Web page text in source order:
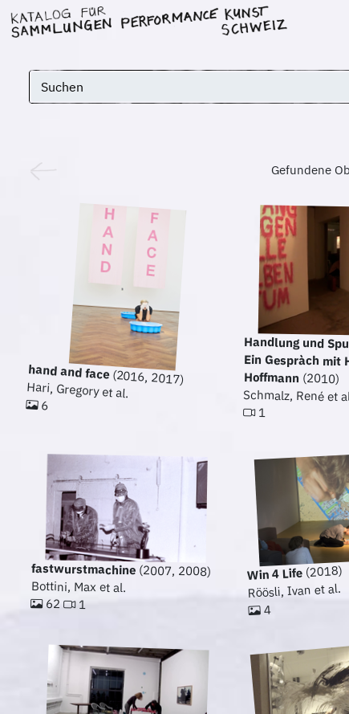
Gefundene
hand and face(2016, 2017)
Hari, Gregory et al.
6
Handlung und
Ein Gespràch
Hoffmann (2010)
Schmalz, René et
1
fastwurstmachine (2007, 2008)
Bottini, Max et al.
62 1
Win 4 Life(2018)
Röösli, Ivan et al.
4